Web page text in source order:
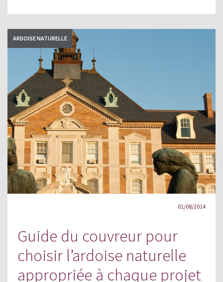
ARDOISE NATURELLE
01/08/2014
Guide du couvreur pour
choisir l’ardoise naturelle
appropriée à chaque projet